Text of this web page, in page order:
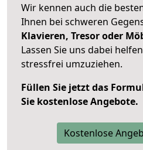
Wir kennen auch die
Ihnen bei schweren
Klavieren, Tresor oder
Lassen Sie uns dabei
stressfrei umzuziehen.
Füllen Sie jetzt das
Sie kostenlose Angebote.
Kostenlose